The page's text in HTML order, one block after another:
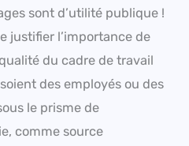
sont d’utilité publique !
justifier l’importance de
du cadre de travail
des employés ou des
le prisme de
comme source